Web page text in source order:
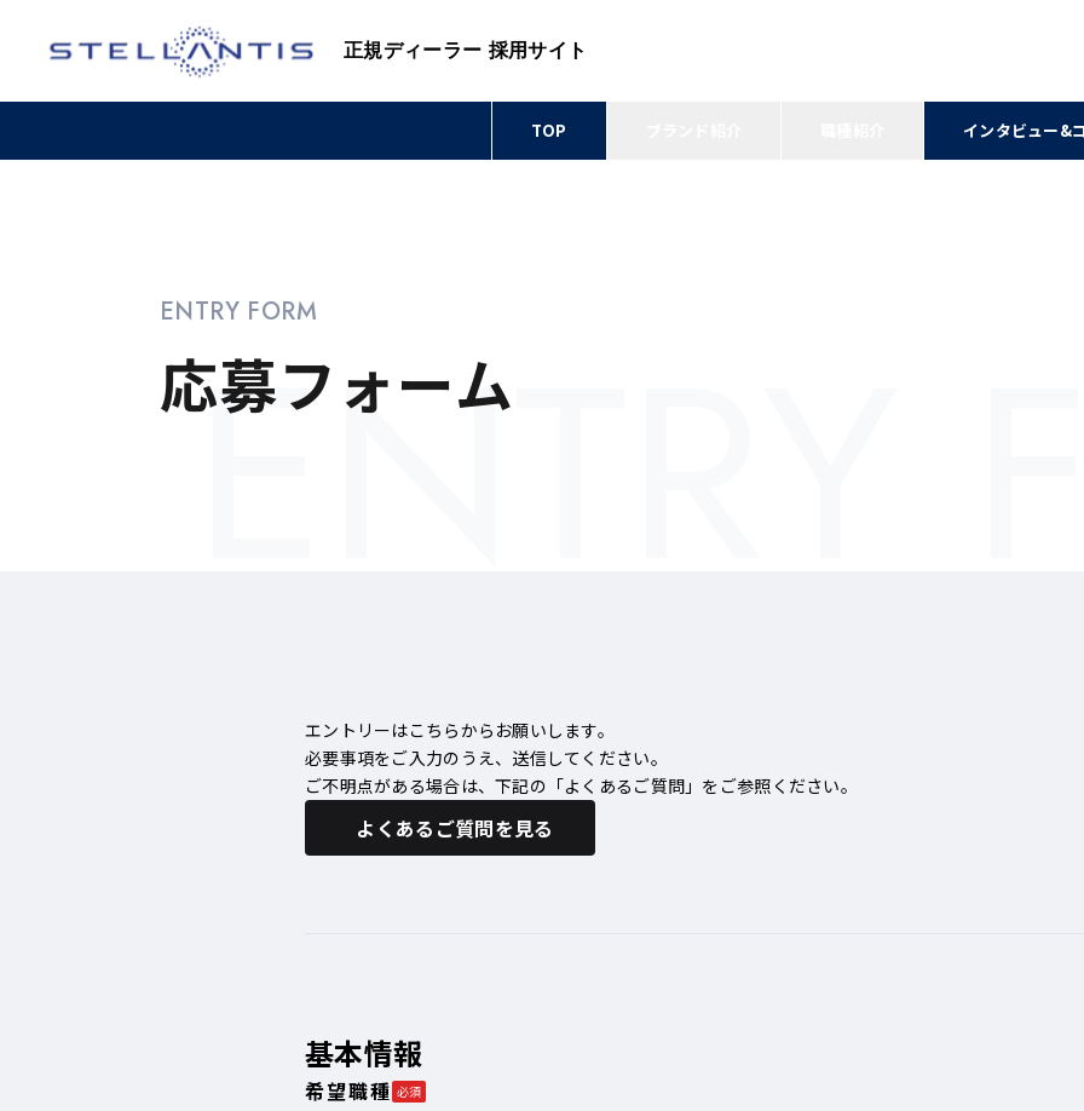
正規ディーラー 採用サイト
TOP インタビュー&
ENTRY FORM
応募フォーム
ENTRY
エントリーはこちらからお願いします。
必要事項をご入力のうえ、送信してください。
ご不明点がある場合は、下記の「よくあるご質問」をご参照ください。
よくあるご質問を見る
基本情報
希望職種 必須